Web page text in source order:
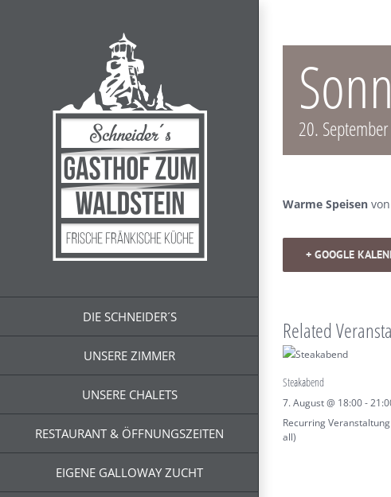
DIE SCHNEIDER´S
UNSERE ZIMMER
UNSERE CHALETS
RESTAURANT & ÖFFNUNGSZEITEN
EIGENE GALLOWAY ZUCHT
20.
Warme Speisen
+ GOOGLE
Related
Steakabend
7. August @ 18:00-
Recurring Veranstaltung
all)